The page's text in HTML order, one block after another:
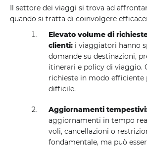
Il settore dei viaggi si trova ad
quando si tratta di coinvolgere
Elevato volume di
clienti: i viaggiatori hanno
domande su destinazioni,
itinerari e policy di viaggio.
richieste in modo efficiente
difficile.
Aggiornamenti
aggiornamenti in tempo
voli, cancellazioni o
fondamentale, ma può